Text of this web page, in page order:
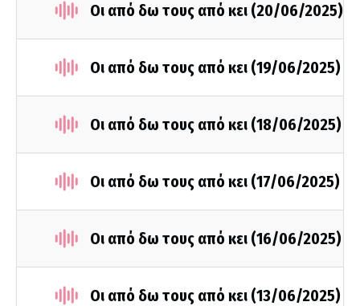
Οι από δω τους από κει (20/06/2025)
Οι από δω τους από κει (19/06/2025)
Οι από δω τους από κει (18/06/2025)
Οι από δω τους από κει (17/06/2025)
Οι από δω τους από κει (16/06/2025)
Οι από δω τους από κει (13/06/2025)